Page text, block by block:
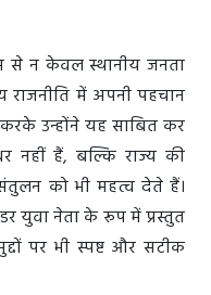
से न केवल स्थानीय जनता
राजनीति में अपनी पहचान
उन्होंने यह साबित कर
नहीं हैं, बल्कि राज्य की
को भी महत्व देते हैं।
युवा नेता के रूप में प्रस्तुत
पर भी स्पष्ट और सटीक